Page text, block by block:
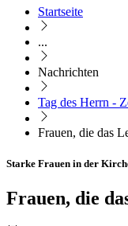
Pfadnavigation
Startseite
...
Nachrichten
Tag des Herrn -
Frauen, die das
Starke Frauen in der
Frauen, die